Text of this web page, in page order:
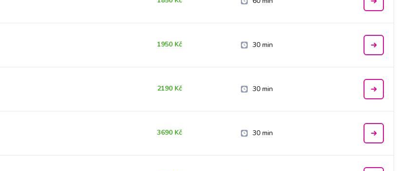
1950 Kč 30 min
2190 Kč 30 min
3690 Kč 30 min